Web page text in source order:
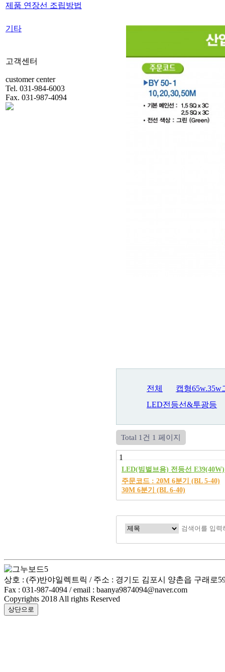
제품 연장선 조립방법
기타
고객센터
customer center
Tel. 031-984-6003
Fax. 031-987-4094
전체
캡형65w.35w
LED전등선&투광등
Total 1건 1 페이지
1
LED(빔벌브용) 전등선 E39(40W)
주문코드 : 20M 6분기 (BL 5-40)
30M 6분기 (BL 6-40)
상호 : (주)반야일렉트릭 / 주소 : 경기도 김포시 양촌읍 구래로
Fax : 031-987-4094 / email : baanya9874094@naver.com
Copyrights 2018 All rights Reserved
상단으로